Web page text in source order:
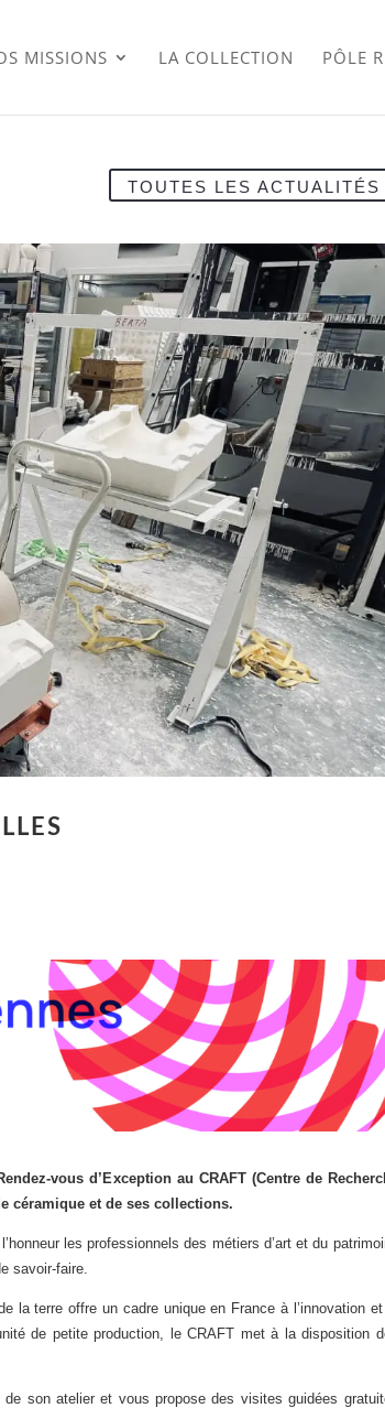
MISSIONS LA COLLECTION PÔLE
TOUTES LES ACTUALITÉS
vous d’Exception au CRAFT (Centre de
céramique et de ses collections.
les professionnels des métiers d’art et du
savoir-faire.
la terre offre un cadre unique en France à l’innovation
de petite production, le CRAFT met à la disposition
de son atelier et vous propose des visites guidées